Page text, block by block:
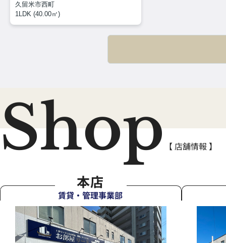
久留米市西町
1LDK (40.00㎡)
Shop 【 店舗情報 】
本店
賃貸・管理事業部